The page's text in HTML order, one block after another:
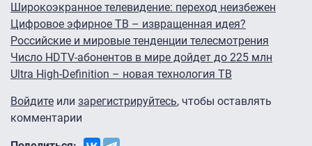
Широкоэкранное телевидение: переход неизбежен
Цифровое эфирное ТВ – извращенная идея?
Российские и мировые тенденции телесмотрения
Число HDTV-абонентов в мире дойдет до 225 млн
Ultra High-Definition – новая технология ТВ
Войдите или зарегистрируйтесь, чтобы оставлять
комментарии